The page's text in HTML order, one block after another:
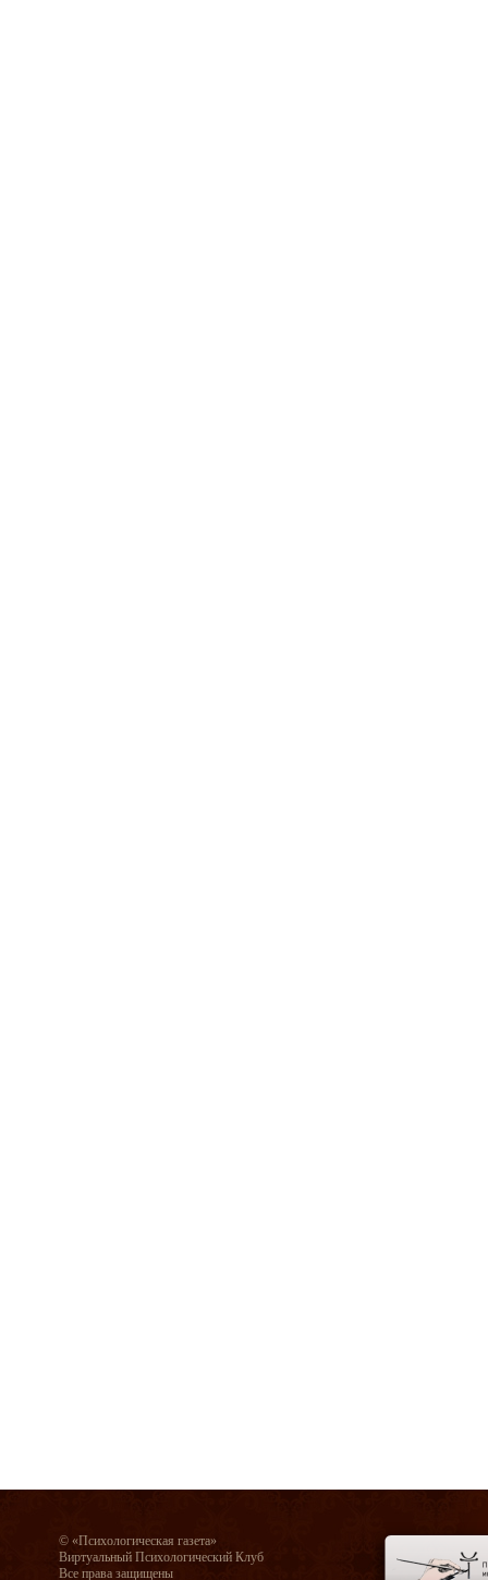
© «Психологическая газета»
Виртуальный Психологический Клуб
Все права защищены